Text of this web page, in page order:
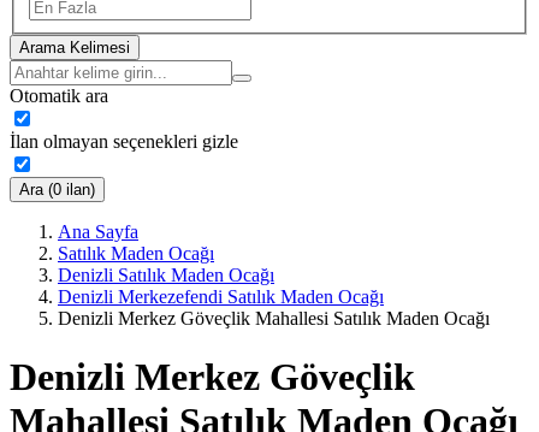
Arama Kelimesi
Otomatik ara
İlan olmayan seçenekleri gizle
Ara (0 ilan)
Ana Sayfa
Satılık Maden Ocağı
Denizli Satılık Maden Ocağı
Denizli Merkezefendi Satılık Maden Ocağı
Denizli Merkez Göveçlik Mahallesi Satılık Maden Ocağı
Denizli Merkez Göveçlik
Mahallesi Satılık Maden Ocağı